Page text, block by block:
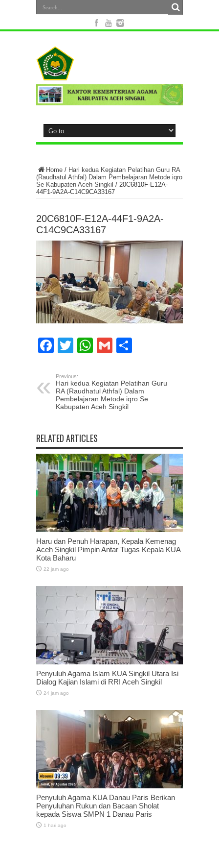
Home / Hari kedua Kegiatan Pelatihan Guru RA
(Raudhatul Athfal) Dalam Pembelajaran Metode iqro
Se Kabupaten Aceh Singkil / 20C6810F-E12A-
44F1-9A2A-C14C9CA33167
20C6810F-E12A-44F1-9A2A-
C14C9CA33167
Facebook
TwitterWhatsApp
Gmail
Previous:
Hari kedua Kegiatan Pelatihan Guru
RA (Raudhatul Athfal) Dalam
Pembelajaran Metode iqro Se
Kabupaten Aceh Singkil
RELATED ARTICLES
Haru dan Penuh Harapan, Kepala Kemenag
Aceh Singkil Pimpin Antar Tugas Kepala KUA
Kota Baharu
22 jam ago
Penyuluh Agama Islam KUA Singkil Utara Isi
Dialog Kajian Islami di RRI Aceh Singkil
24 jam ago
Penyuluh Agama KUA Danau Paris Berikan
Penyuluhan Rukun dan Bacaan Sholat
kepada Siswa SMPN 1 Danau Paris
1 hari ago